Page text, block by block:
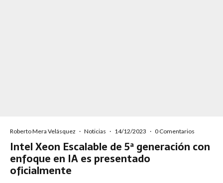
Roberto Mera Velásquez · Noticias · 14/12/2023 · 0 Comentarios
Intel Xeon Escalable de 5ª generación con
enfoque en IA es presentado
oficialmente